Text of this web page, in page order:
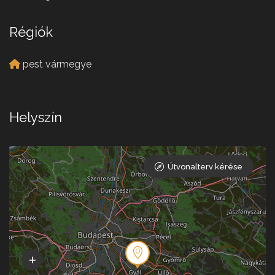
Régiók
pest vármegye
Helyszín
Útvonalterv kérése